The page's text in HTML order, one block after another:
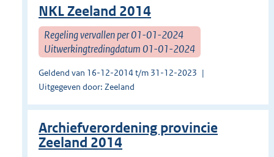
NKL Zeeland 2014
Regeling vervallen per 01-01-2024
Uitwerkingtredingdatum 01-01-2024
Geldend van 16-12-2014 t/m 31-12-2023
Uitgegeven door: Zeeland
Archiefverordening provincie
Zeeland 2014